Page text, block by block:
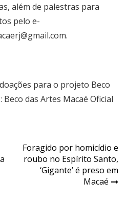
além de palestras para
pelo e-
.
para o projeto Beco
das Artes Macaé Oficial
Foragido por homicídio e
roubo no Espírito Santo,
‘Gigante’ é preso em
Macaé